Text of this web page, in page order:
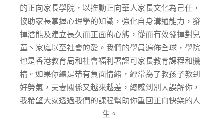
的正向家⻑學院，以推動正向華⼈家⻑⽂化為⼰任，
協助家⻑掌握⼼理學的知識，強化⾃身溝通能⼒，發
揮潛能及建⽴⻑久⽽正⾯的⼼態，從而有效發揮對兒
童丶家庭以至社會的愛。我們的學員遍佈全球，學院
也是香港教育局和社會福利署認可家長教育課程和機
構。如果你總是帶有負面情緒，經常為了教孩子教到
好勞氣，夫妻關係又越來越差，總感到別人誤解你，
我希望大家透過我們的課程幫助你重回正向快樂的人
生。